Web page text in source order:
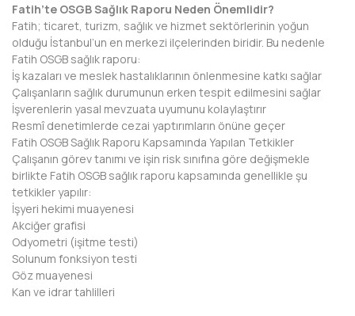
BİLECİK
BİNGÖL
BİTLİS
BOLU
BURDUR
BURSA
ÇANAKKALE
ÇANKIRI
ÇORUM
Fatih’te OSGB Sağlık Raporu Neden Önemlidir?
Fatih; ticaret, turizm, sağlık ve hizmet sektörlerinin yoğun
olduğu İstanbul’un en merkezi ilçelerinden biridir. Bu nedenle
Fatih OSGB sağlık raporu:
İş kazaları ve meslek hastalıklarının önlenmesine katkı sağlar
Çalışanların sağlık durumunun erken tespit edilmesini sağlar
İşverenlerin yasal mevzuata uyumunu kolaylaştırır
Resmî denetimlerde cezai yaptırımların önüne geçer
Fatih OSGB Sağlık Raporu Kapsamında Yapılan Tetkikler
Çalışanın görev tanımı ve işin risk sınıfına göre değişmekle
birlikte Fatih OSGB sağlık raporu kapsamında genellikle şu
tetkikler yapılır:
İşyeri hekimi muayenesi
Akciğer grafisi
Odyometri (işitme testi)
Solunum fonksiyon testi
Göz muayenesi
Kan ve idrar tahlilleri